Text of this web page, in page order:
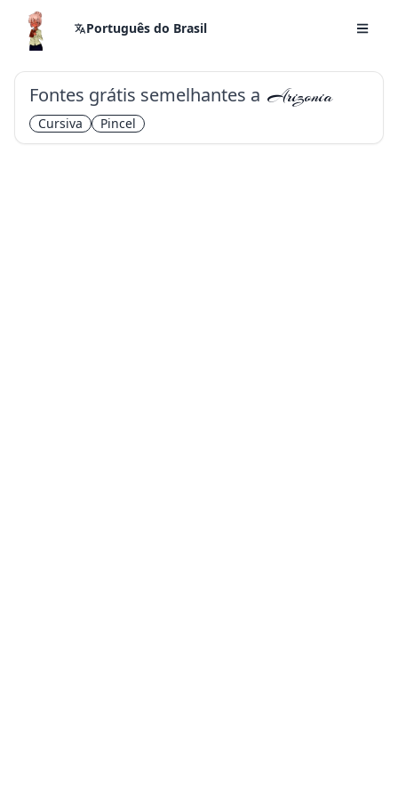
Português do Brasil
Fontes grátis semelhantes a Arizonia
Cursiva Pincel